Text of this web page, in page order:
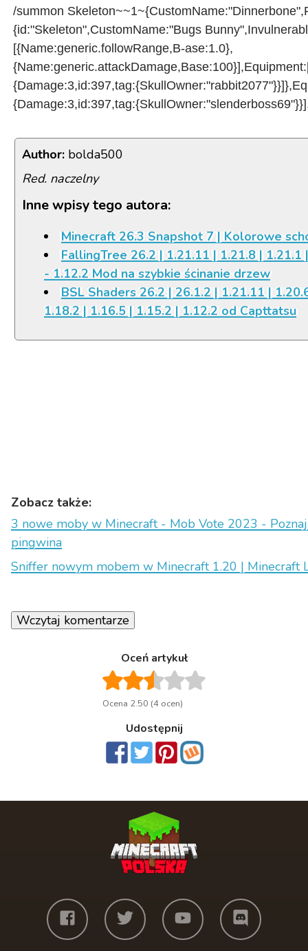
/summon
{id:"Skeleton",CustomName:"Bugs
[{Name:generic.followRange,B-ase:1.0},
Author: bolda500
Red. naczelny
Inne wpisy tego autora:
Minecraft 26.3 Snapshot 7 | Kolorowe
FallingTree 26.2 | 1.21.11 | 1.21.8 | 1.21.1
- 1.12.2 Mod na szybkie ścinanie drzew
BSL Shaders 26.2 | 26.1.2 | 1.21.11 |
1.18.2 | 1.16.5 | 1.15.2 | 1.12.2 od Capttatsu
Zobacz także:
3 nowe moby w Minecraft - Mob Vote 2023 - Poznaj
pingwina
Sniffer nowym mobem w Minecraft 1.20 | Minecraft
Wczytaj komentarze
Oceń artykuł
Ocena 2.50 (4 ocen)
Udostępnij